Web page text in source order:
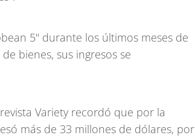
5" durante los últimos meses de
bienes, sus ingresos se
Variety recordó que por la
más de 33 millones de dólares, por